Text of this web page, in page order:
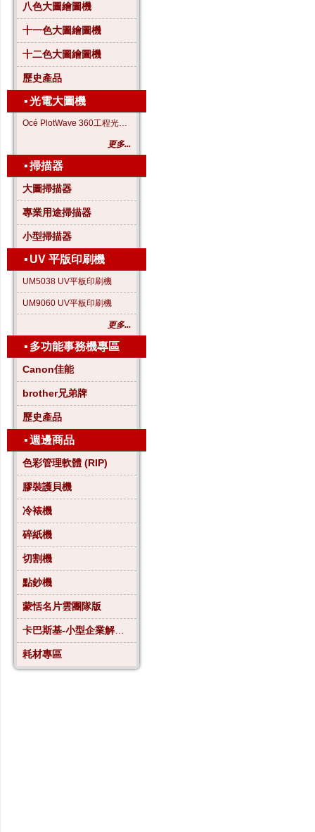
八色大圖繪圖機
十一色大圖繪圖機
十二色大圖繪圖機
歷史產品
▪光電大圖機
Océ PlotWave 360工程光電大圖機
更多...
▪掃描器
大圖掃描器
專業用途掃描器
小型掃描器
▪ UV 平版印刷機
UM5038 UV平板印刷機
UM9060 UV平板印刷機
更多...
▪ 多功能事務機專區
Canon佳能
brother兄弟牌
歷史產品
▪週邊商品
色彩管理軟體 (RIP)
膠裝護貝機
冷裱機
碎紙機
切割機
點鈔機
蒙恬名片雲團隊版
卡巴斯基-小型企業解決方案4
耗材專區